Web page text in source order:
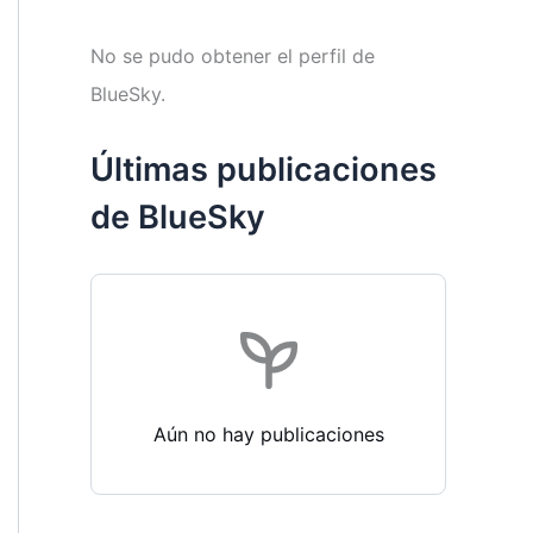
No se pudo obtener el perfil de
BlueSky.
Últimas publicaciones
de BlueSky
Aún no hay publicaciones